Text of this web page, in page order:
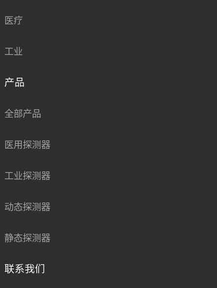
医疗
工业
产品
全部产品
医用探测器
工业探测器
动态探测器
静态探测器
联系我们